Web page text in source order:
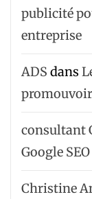
publicité
entreprise
ADS dans
consultant
Google SEO
Christine